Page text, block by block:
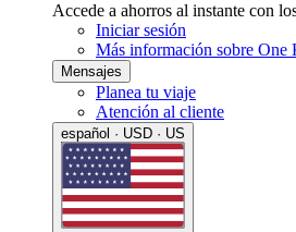
Accede a ahorros al instante con
Iniciar sesión
Más información sobre One
Mensajes
Planea tu viaje
Atención al cliente
español · USD · US